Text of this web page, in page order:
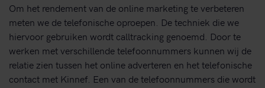
Om het rendement van de online marketing te verbeteren
meten we de telefonische oproepen. De techniek die we
hiervoor gebruiken wordt calltracking genoemd. Door te
werken met verschillende telefoonnummers kunnen wij de
relatie zien tussen het online adverteren en het telefonische
contact met Kinnef. Een van de telefoonnummers die wordt